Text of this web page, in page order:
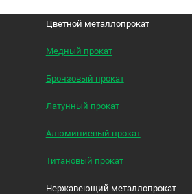
Цветной металлопрокат
Медный прокат
Бронзовый прокат
Латунный прокат
Алюминиевый прокат
Титановый прокат
Нержавеющий металлопрокат